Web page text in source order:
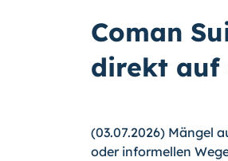
Coman
direkt auf
(03.07.2026) Mängel
oder informellen